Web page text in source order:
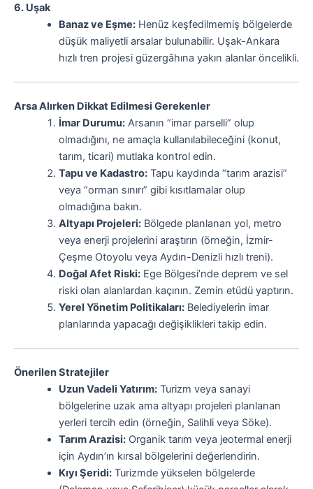
6. Uşak
Banaz ve Eşme:Henüz keşfedilmemiş bölgelerde
düşük maliyetli arsalar bulunabilir. Uşak-Ankara
hızlı tren projesi güzergâhına yakın alanlar öncelikli.
Arsa Alırken Dikkat Edilmesi Gerekenler
İmar Durumu:Arsanın “imar parselli” olup
olmadığını, ne amaçla kullanılabileceğini (konut,
tarım, ticari) mutlaka kontrol edin.
Tapu ve Kadastro:Tapu kaydında “tarım arazisi”
veya “orman sınırı” gibi kısıtlamalar olup
olmadığına bakın.
Altyapı Projeleri:Bölgede planlanan yol, metro
veya enerji projelerini araştırın (örneğin, İzmir-
Çeşme Otoyolu veya Aydın-Denizli hızlı treni).
Doğal Afet Riski:Ege Bölgesi’nde deprem ve sel
riski olan alanlardan kaçının. Zemin etüdü yaptırın.
Yerel Yönetim Politikaları:Belediyelerin imar
planlarında yapacağı değişiklikleri takip edin.
Önerilen Stratejiler
Uzun Vadeli Yatırım:Turizm veya sanayi
bölgelerine uzak ama altyapı projeleri planlanan
yerleri tercih edin (örneğin, Salihli veya Söke).
Tarım Arazisi:Organik tarım veya jeotermal enerji
için Aydın’ın kırsal bölgelerini değerlendirin.
Kıyı Şeridi:Turizmde yükselen bölgelerde